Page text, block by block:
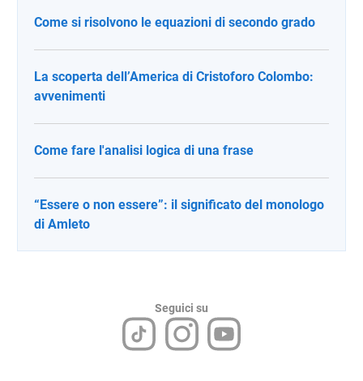
Come si risolvono le equazioni di secondo grado
La scoperta dell’America di Cristoforo Colombo:
avvenimenti
Come fare l'analisi logica di una frase
“Essere o non essere”: il significato del monologo
di Amleto
Seguici su